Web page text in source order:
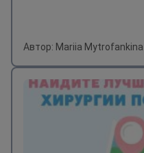
Автор: Mariia Mytrofankina